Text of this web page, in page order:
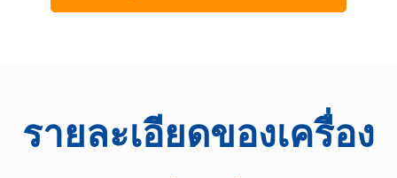
รายละเอียดของเครื่อง